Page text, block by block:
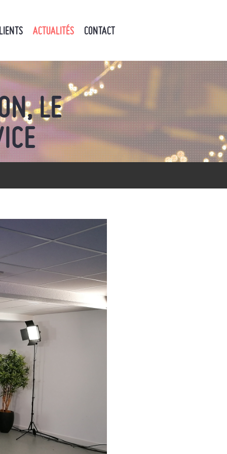
ACTUALITÉS CONTACT
LE